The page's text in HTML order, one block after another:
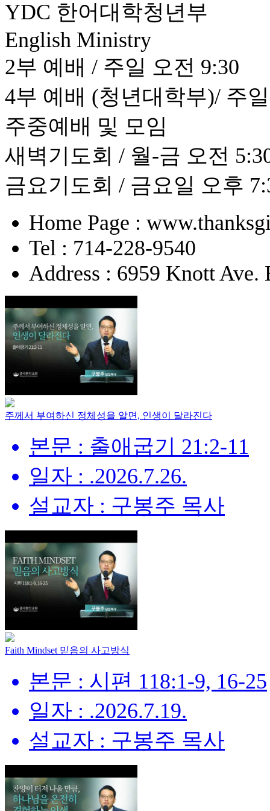
YDC 한어대학청년부
English Ministry
2부 예배 / 주일 오전 9:30
4부 예배 (청년대학부)/ 주
주중예배 및 모임
새벽기도회 / 월-금 오전
금요기도회 / 금요일 오후
Home Page :
Tel : 714-228-9540
Address : 6959 Knott Ave.
주께서 부여하신 정체성을 알면, 인생이 달라진다
본문 : 출애굽기 21:2-11
일자 : .2026.7.26.
설교자 : 구봉주 목사
Faith Mindset 믿음의 사고방식
본문 : 시편 118:1-9, 16-25
일자 : .2026.7.19.
설교자 : 구봉주 목사